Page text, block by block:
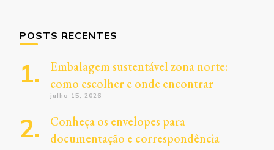
POSTS RECENTES
Embalagem sustentável zona norte:
como escolher e onde encontrar
julho 15, 2026
Conheça os envelopes para
documentação e correspondência